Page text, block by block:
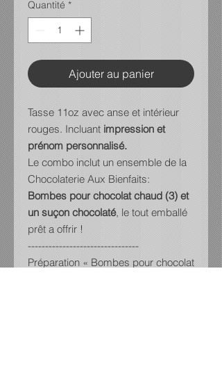
Quantité *
Ajouter au panier
Tasse 11oz avec anse et intérieur
rouges. Incluant impression et
prénom personnalisé.
Le combo inclut un ensemble de la
Chocolaterie Aux Bienfaits:
Bombes pour chocolat chaud (3) et
un suçon chocolaté, le tout emballé
prêt a offrir !
--------------------------------
Préparation « Bombes pour chocolat